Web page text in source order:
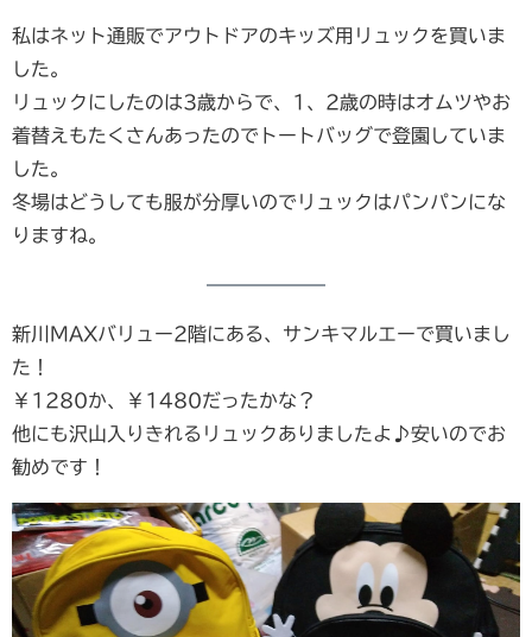
私はネット通販でアウトドアのキッズ用リュックを買いま
した。
リュックにしたのは3歳からで、1、2歳の時はオムツやお
着替えもたくさんあったのでトートバッグで登園していま
した。
冬場はどうしても服が分厚いのでリュックはパンパンにな
りますね。
新川MAXバリュー2階にある、サンキマルエーで買いまし
た！
￥1280か、￥1480だったかな？
他にも沢山入りきれるリュックありましたよ♪安いのでお
勧めです！